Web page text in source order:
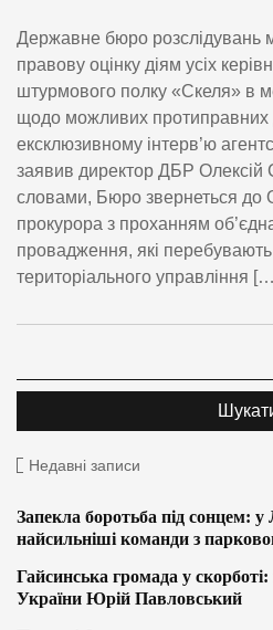
Державне бюро розслідувань
правову оцінку діям усіх
штурмового полку «Скеля» в
щодо можливих протиправних
ексклюзивному інтерв’ю
заявив директор ДБР Олексій
словами, Бюро звернеться до
прокурора з проханням
провадження, які
територіального управління
Недавні записи
Запекла боротьба під сонцем:
найсильніші команди з
Гайсинська громада у
України Юрій Павловський